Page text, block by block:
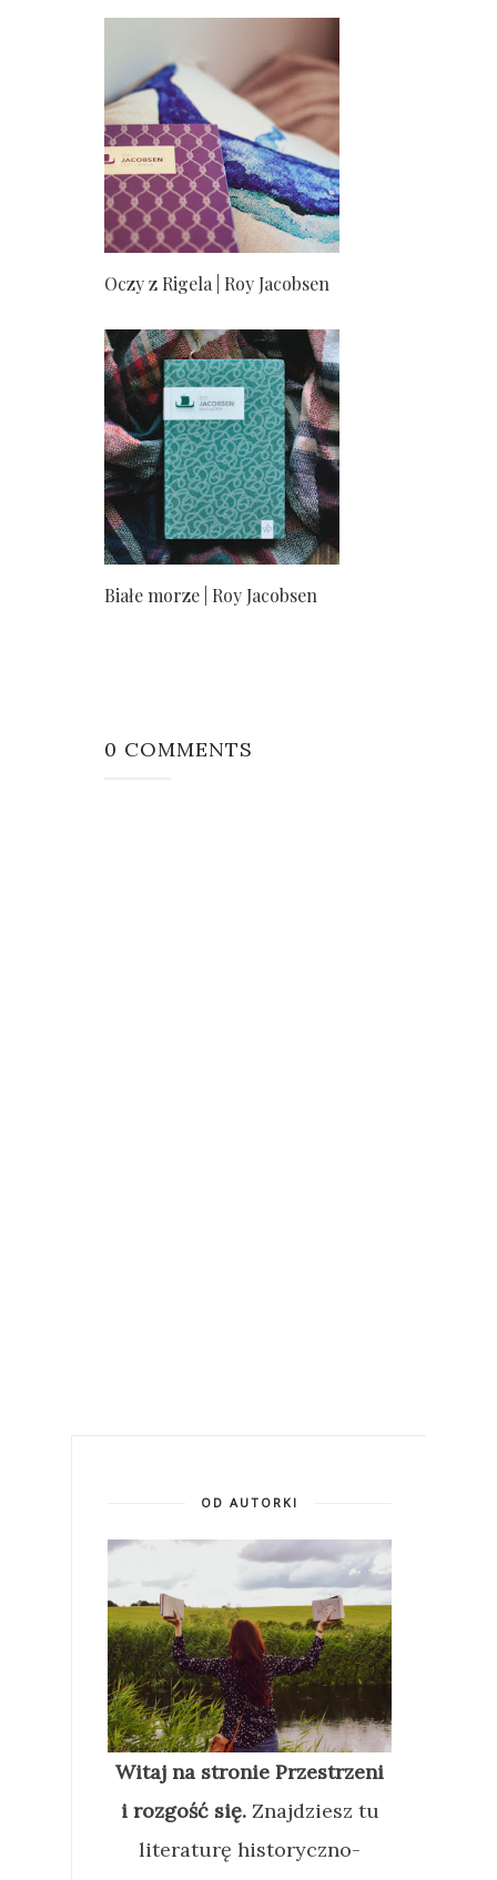
Oczy z Rigela | Roy Jacobsen
Białe morze | Roy Jacobsen
0 COMMENTS
OD AUTORKI
Witaj na stronie Przestrzeni
i rozgość się. Znajdziesz tu
literaturę historyczno-